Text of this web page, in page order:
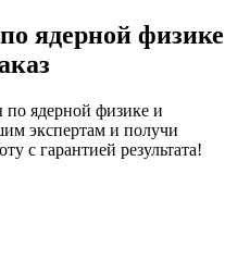
ядерной физике
ядерной физике и
экспертам и получи
с гарантией результата!